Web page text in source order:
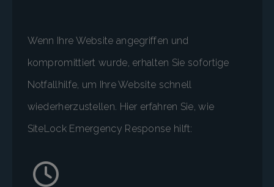
Wenn Ihre Website angegriffen und
kompromittiert wurde, erhalten Sie sofortige
Notfallhilfe, um Ihre Website schnell
wiederherzustellen. Hier erfahren Sie, wie
SiteLock Emergency Response hilft: